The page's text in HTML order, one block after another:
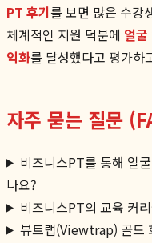
PT 후기를 보면 많은 수강
체계적인 지원 덕분에 얼굴
익화를 달성했다고 평가하
자주 묻는 질문
비즈니스PT를 통해 얼
나요?
비즈니스PT의 교육 커
뷰트랩(Viewtrap) 골드